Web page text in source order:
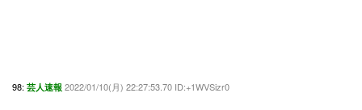
98: 芸人速報 2022/01/10(月) 22:27:53.70 ID:+1WVSizr0